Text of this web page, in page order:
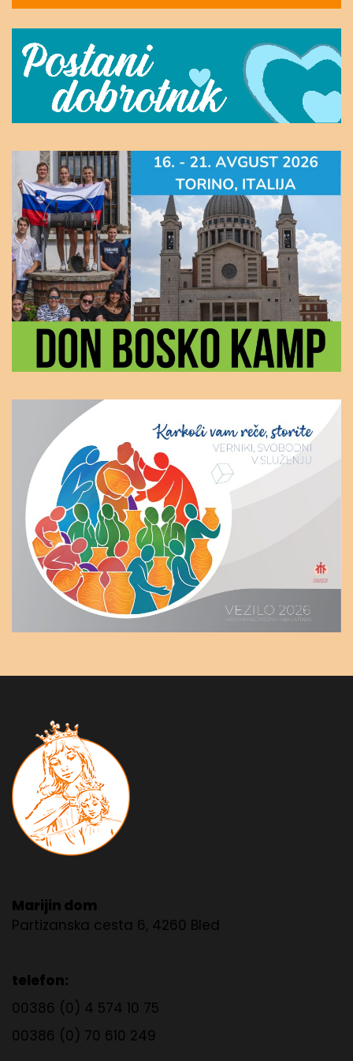
Marijin dom
Partizanska cesta 6, 4260 Bled
telefon:
00386 (0) 4 574 10 75
00386 (0) 70 610 249